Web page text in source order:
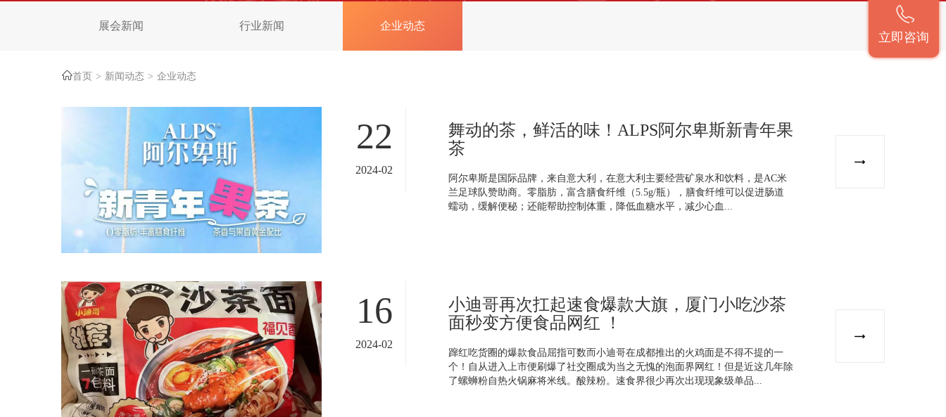
立即咨询
展会新闻 行业新闻 企业动态
首页 新闻动态 企业动态
22
2024-02
舞动的茶，鲜活的味！ALPS阿尔卑斯新青年果
茶
阿尔卑斯是国际品牌，来自意大利，在意大利主要经营矿泉水和饮料，是AC米
兰足球队赞助商。零脂肪，富含膳食纤维（5.5g/瓶），膳食纤维可以促进肠道
蠕动，缓解便秘；还能帮助控制体重，降低血糖水平，减少心血...
16
2024-02
小迪哥再次扛起速食爆款大旗，厦门小吃沙茶
面秒变方便食品网红 ！
蹿红吃货圈的爆款食品屈指可数而小迪哥在成都推出的火鸡面是不得不提的一
个！自从进入上市便刷爆了社交圈成为当之无愧的泡面界网红！但是近这几年除
了螺蛳粉自热火锅麻将米线。酸辣粉。速食界很少再次出现现象级单品...